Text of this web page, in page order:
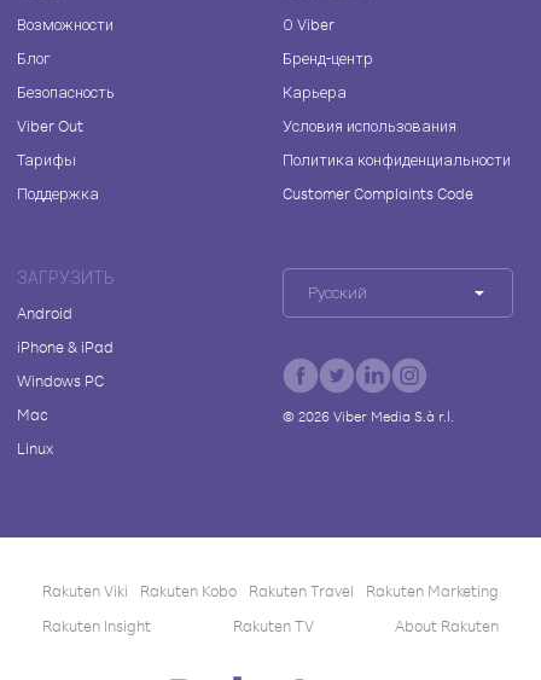
Возможности
Блог
Безопасность
Viber Out
Тарифы
Поддержка
О Viber
Бренд-центр
Карьера
Условия использования
Политика конфиденциальности
Customer Complaints Code
ЗАГРУЗИТЬ
Android
iPhone & iPad
Windows PC
Mac
Linux
Русский
© 2026Viber Media S.à r.l.
Rakuten Viki Rakuten Kobo Rakuten Travel
Rakuten Marketing
Rakuten Insight
Rakuten TV About Rakuten